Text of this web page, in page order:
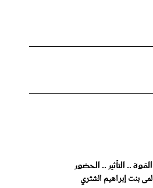
القوة .. التأثير .. الحضور
لمى بنت إبراهيم الشثري